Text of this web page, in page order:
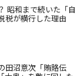
昭和まで続いた「自
税が横行した理由
田沼意次「賄賂伝